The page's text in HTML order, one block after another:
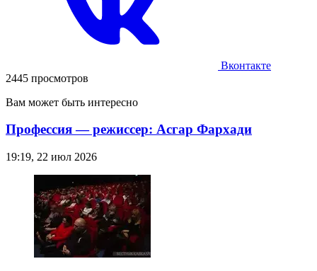
Вконтакте
2445 просмотров
Вам может быть интересно
Профессия — режиссер: Асгар Фархади
19:19, 22 июл 2026